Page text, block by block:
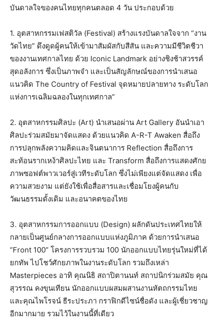
บันดาลใจของคนไทยทุกคนตลอด 4 วัน ประกอบด้วย
1. อุตสาหกรรมเฟสติวัล (Festival) สร้างแรงบันดาลใจจาก “งาน
วัดไทย” ดึงดูดผู้คนให้เข้ามาสัมผัสกับสีสัน และความมีชีวิตชีวา
ของงานเทศกาลไทย ด้วย Iconic Landmark อย่างชิงช้าสวรรค์
สุดอลังการ ซึ่งเป็นภาพจำ และเป็นสัญลักษณ์ของการนำเสนอ
แนวคิด The Country of Festival จุดหมายปลายทาง ระดับโลก
แห่งการเฉลิมฉลองในทุกเทศกาล”
2. อุตสาหกรรมศิลปะ (Art) นำเสนอผ่าน Art Gallery อันนำเอา
ศิลปะร่วมสมัยมาจัดแสดง ด้วยแนวคิด A-R-T Awaken สื่อถึง
การปลุกพลังความคิดและจินตนาการ Reflection สื่อถึงการ
สะท้อนรากเหง้าศิลปะไทย และ Transform สื่อถึงการแสดงศักย
ภาพซอฟต์พาวเวอร์สู่เวทีระดับโลก ซึ่งไม่เพียงแต่จัดแสดง เพื่อ
ความสวยงาม แต่ยังใช้เพื่อสื่อสารและเชื่อมโยงผู้คนกับ
วัฒนธรรมดั้งเดิม และอนาคตของไทย
3. อุตสาหกรรมการออกแบบ (Design) ผลักดันประเทศไทยให้
กลายเป็นศูนย์กลางการออกแบบแห่งภูมิภาค ด้วยการนำเสนอ
“Front 100” โครงการรวบรวม 100 นักออกแบบไทยรุ่นใหม่ที่ได้
ยกทัพ ไปโชว์ศักยภาพในงานระดับโลก รวมถึงเหล่า
Masterpieces อาทิ คุณนิธิ สถาปิตานนท์ สถาปนิกร่วมสมัย คุณ
สุวรรณ คงขุนเทียน นักออกแบบผสมผสานงานหัตถกรรมไทย
และคุณไพโรจน์ ธีระประภา กราฟิกดีไซน์ชื่อดัง และผู้เชี่ยวชาญ
อีกมากมาย รวมไว้ในงานนี้ที่เดียว